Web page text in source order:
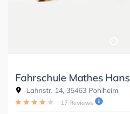
Fahrschule Mathes Hans
Lahnstr. 14, 35463 Pohlheim
17 Reviews